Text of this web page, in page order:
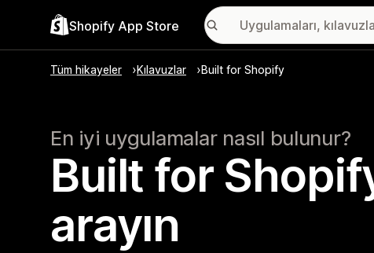
Shopify App Store
Tüm hikayeler Kılavuzlar Built for Shopify
En iyi uygulamalar nasıl bulunur?
Built for
arayın